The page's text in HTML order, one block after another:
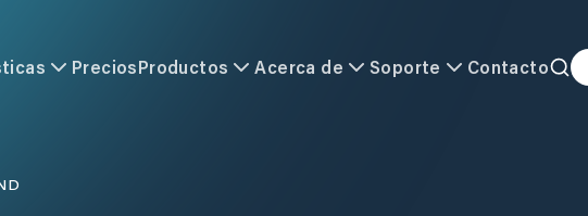
PreciosProductos Acerca de Soporte Contacto